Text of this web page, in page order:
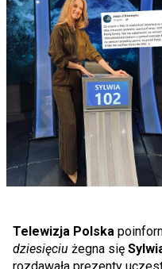
Telewizja Polska
dziesięciu żegna się